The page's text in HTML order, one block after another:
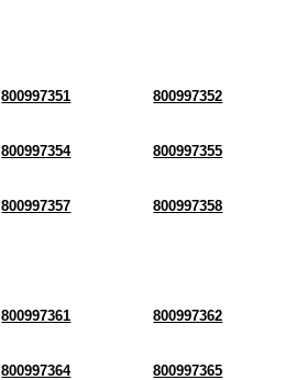
800997351 800997352
800997354 800997355
800997357 800997358
800997361 800997362
800997364 800997365